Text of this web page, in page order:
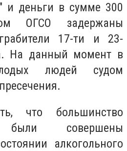
и деньги в сумме 300
ОГСО задержаны
17-ти и 23-
На данный момент в
людей судом
что большинство
были совершены
алкогольного